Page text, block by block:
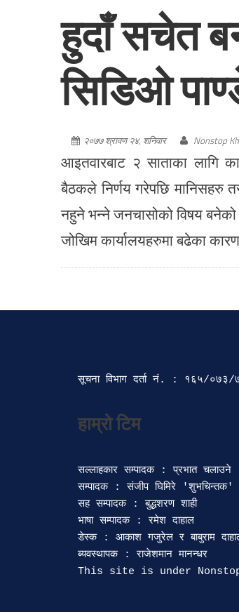
हुदाँ सचेत
सिडिओ
२०७७ श्रावण २४, शनिवार Nonstop
आइतवारबाट २ साताका लागि
बैठकले निर्णय गरेपछि मानिसहरु
नहुने भन्ने जनचासोको विषय
जोखिम कार्यालयहरुमा बढेका
सूचना विभाग दर्ता‍ नं. : १६५/०७३/
हाम्रो टिम
सल्लाहकार सम्पादक : प्रभात चलाउने
सम्पादक : संजीप घिमिरे 'शुभचिन्तक'
सह सम्पादक : बुद्धशरण शाही
भाषा सम्पादक : रमेश दाहाल
डेस्क : आकाश गजुरेल र बाबुराम
ब्यवस्थापक : राजेशमान मानन्धर